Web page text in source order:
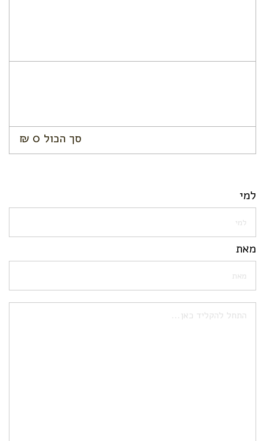
סך הכול ₪ 0
למי
מאת